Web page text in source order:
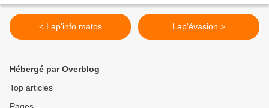
< Lap'info matos Lap'évasion >
Hébergé par Overblog
Top articles